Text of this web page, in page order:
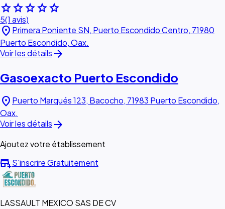
starstarstarstarstar
5(1 avis)
location_on Primera Poniente SN, Puerto Escondido Centro, 71980
Puerto Escondido, Oax.
Voir les détails arrow_forward
Gasoexacto Puerto Escondido
location_on Puerto Marqués 123, Bacocho, 71983 Puerto Escondido,
Oax.
Voir les détails arrow_forward
Ajoutez votre établissement
add_businessS'inscrire Gratuitement
LASSAULT MEXICO SAS DE CV